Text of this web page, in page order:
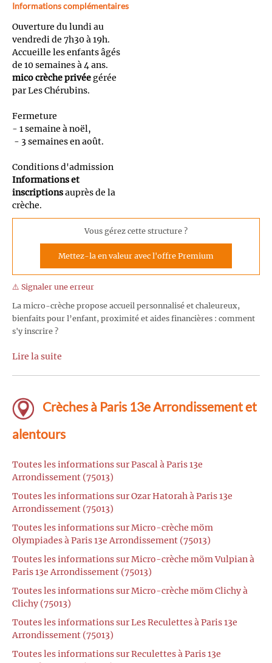
Informations complémentaires
Ouverture du lundi au
vendredi de 7h30 à 19h.
Accueille les enfants âgés
de 10 semaines à 4 ans.
mico crèche privéegérée
par Les Chérubins.
Fermeture
- 1 semaine à noël,
- 3 semaines en août.
Conditions d'admission
Informations et
inscriptionsauprès de la
crèche.
Vous gérez cette structure ?
Mettez-la en valeur avec l'offre Premium
⚠️ Signaler une erreur
La micro-crèche propose accueil personnalisé et chaleureux,
bienfaits pour l’enfant, proximité et aides financières : comment
s'y inscrire ?
Lire la suite
Crèches à Paris 13e Arrondissement et
alentours
Toutes les informations sur Pascal à Paris 13e
Arrondissement (75013)
Toutes les informations sur Ozar Hatorah à Paris 13e
Arrondissement (75013)
Toutes les informations sur Micro-crèche möm
Olympiades à Paris 13e Arrondissement (75013)
Toutes les informations sur Micro-crèche möm Vulpian à
Paris 13e Arrondissement (75013)
Toutes les informations sur Micro-crèche möm Clichy à
Clichy (75013)
Toutes les informations sur Les Reculettes à Paris 13e
Arrondissement (75013)
Toutes les informations sur Reculettes à Paris 13e